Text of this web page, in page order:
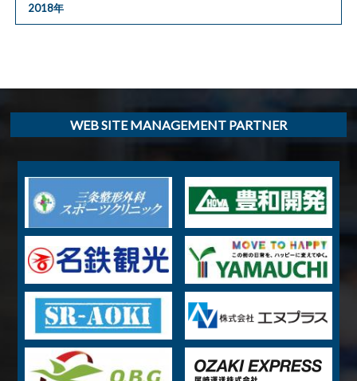
2018年
WEB SITE MANAGEMENT PARTNER